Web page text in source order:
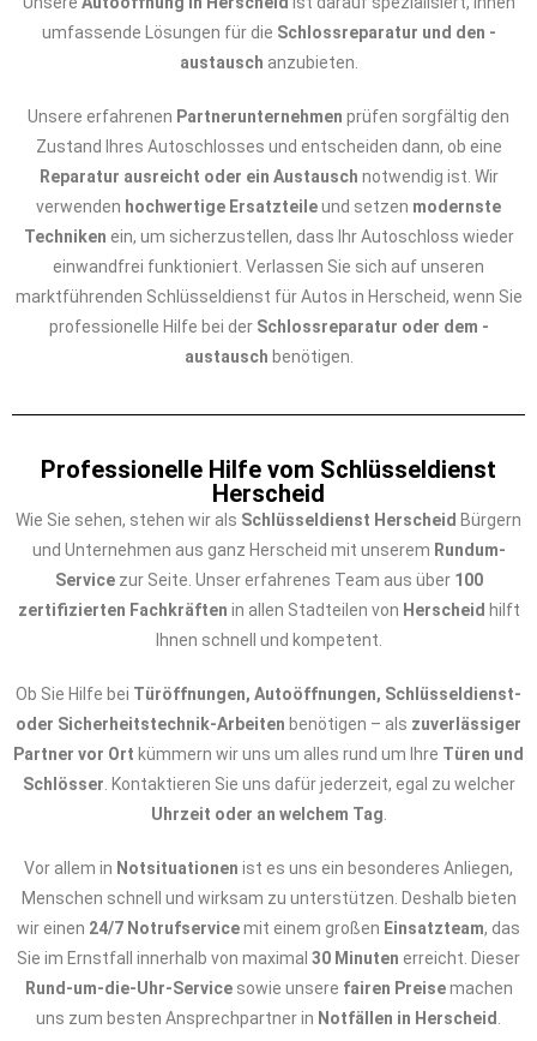
umfassende Lösungen für die Schlossreparatur und den -
austausch anzubieten.
Unsere erfahrenen Partnerunternehmen prüfen sorgfältig den
Zustand Ihres Autoschlosses und entscheiden dann, ob eine
Reparatur ausreicht oder ein Austausch notwendig ist. Wir
verwenden hochwertige Ersatzteileund setzen modernste
Techniken ein, um sicherzustellen, dass Ihr Autoschloss wieder
einwandfrei funktioniert. Verlassen Sie sich auf unseren
marktführenden Schlüsseldienst für Autos in Herscheid, wenn Sie
professionelle Hilfe bei der Schlossreparatur oder dem -
austausch benötigen.
Professionelle Hilfe vom Schlüsseldienst
Herscheid
Wie Sie sehen, stehen wir als Schlüsseldienst Herscheid Bürgern
und Unternehmen aus ganz Herscheid mit unserem Rundum-
Servicezur Seite. Unser erfahrenes Team aus über 100
zertifizierten Fachkräften in allen Stadteilen von Herscheid hilft
Ihnen schnell und kompetent.
Ob Sie Hilfe bei Türöffnungen, Autoöffnungen, Schlüsseldienst-
oder Sicherheitstechnik-Arbeiten benötigen – als zuverlässiger
Partner vor Ort kümmern wir uns um alles rund um Ihre Türen und
Schlösser . Kontaktieren Sie uns dafür jederzeit, egal zu welcher
Uhrzeit oder an welchem Tag
Vor allem in Notsituationen ist es uns ein besonderes Anliegen,
Menschen schnell und wirksam zu unterstützen. Deshalb bieten
wir einen 24/7 Notrufservicemit einem großen Einsatzteam, das
Sie im Ernstfall innerhalb von maximal 30 Minuten erreicht. Dieser
Rund-um-die-Uhr-Servicesowie unsere fairen Preisemachen
uns zum besten Ansprechpartner in Notfällen in Herscheid